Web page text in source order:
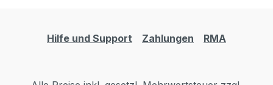
Hilfe und Support Zahlungen RMA